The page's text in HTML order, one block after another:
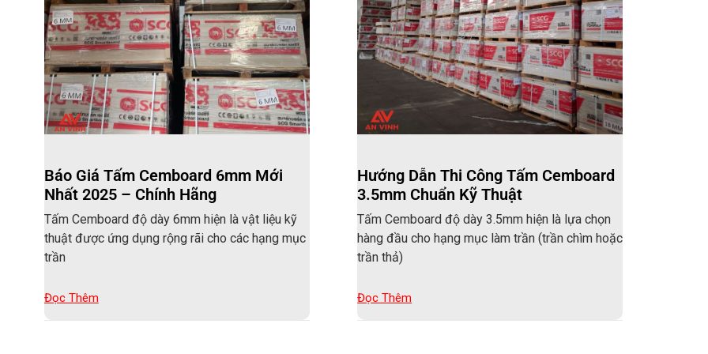
Báo Giá Tấm Cemboard 6mm Mới
Nhất 2025 – Chính Hãng
Tấm Cemboard độ dày 6mm hiện là vật liệu kỹ
thuật được ứng dụng rộng rãi cho các hạng mục
trần
Đọc Thêm
Hướng Dẫn Thi Công Tấm Cemboard
3.5mm Chuẩn Kỹ Thuật
Tấm Cemboard độ dày 3.5mm hiện là lựa chọn
hàng đầu cho hạng mục làm trần (trần chìm hoặc
trần thả)
Đọc Thêm